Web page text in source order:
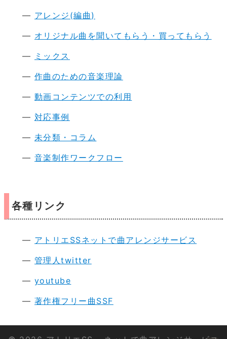
アレンジ(編曲)
オリジナル曲を聞いてもらう・買ってもらう
ミックス
作曲のための音楽理論
動画コンテンツでの利用
対応事例
未分類・コラム
音楽制作ワークフロー
各種リンク
アトリエSSネットで曲アレンジサービス
管理人twitter
youtube
著作権フリー曲SSF